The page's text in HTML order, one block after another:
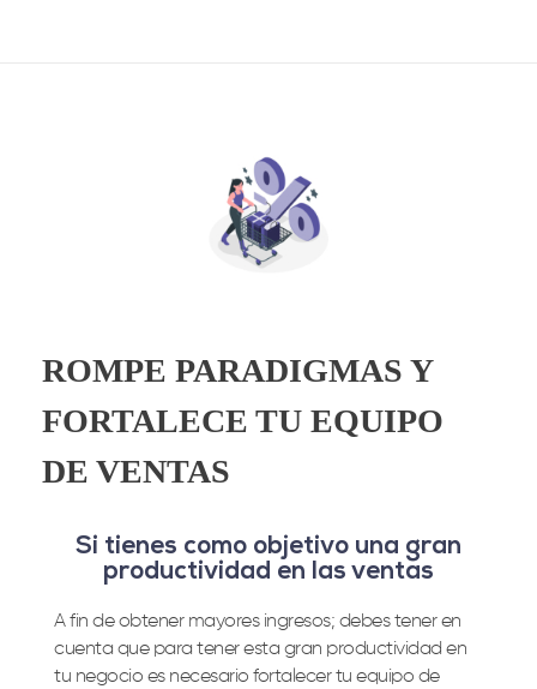
ROMPE PARADIGMAS Y
FORTALECE TU EQUIPO
DE VENTAS
Si tienes como objetivo una gran
productividad en las ventas
A fin de obtener mayores ingresos; debes tener en
cuenta que para tener esta gran productividad en
tu negocio es necesario fortalecer tu equipo de